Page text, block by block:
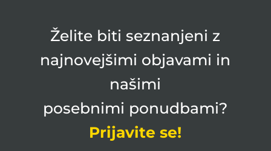
Želite biti seznanjeni z
najnovejšimi objavami in
našimi
posebnimi ponudbami?
Prijavite se!